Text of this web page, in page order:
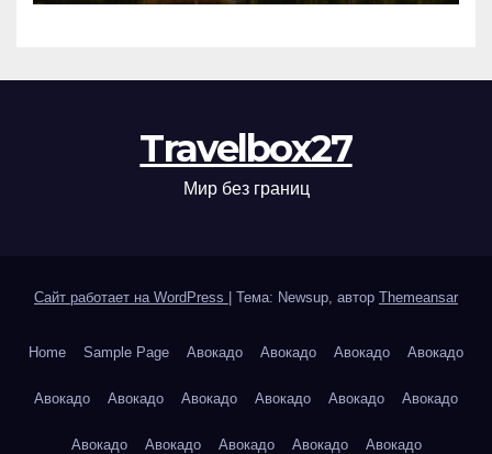
Travelbox27
Мир без границ
Сайт работает на WordPress Тема: Newsup, автор Themeansar
Home Sample Page Авокадо Авокадо Авокадо Авокадо
Авокадо Авокадо Авокадо Авокадо Авокадо Авокадо
Авокадо Авокадо Авокадо Авокадо Авокадо